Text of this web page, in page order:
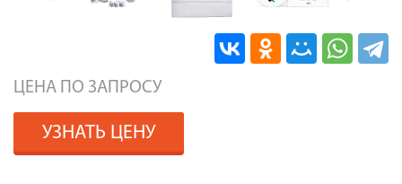
ЦЕНА ПО ЗАПРОСУ
УЗНАТЬ ЦЕНУ